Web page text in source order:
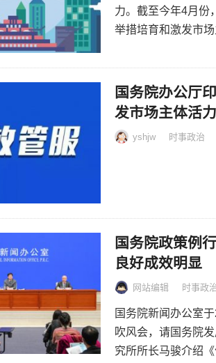
力。截至今年4月份
举措培育和激发市
国务院办公厅
发市场主体活
yshjw 时事政治
国务院政策例
良好成效明显
网站编辑 时事政
国务院新闻办公室
吹风会，请国务院
究所所长马骏介绍